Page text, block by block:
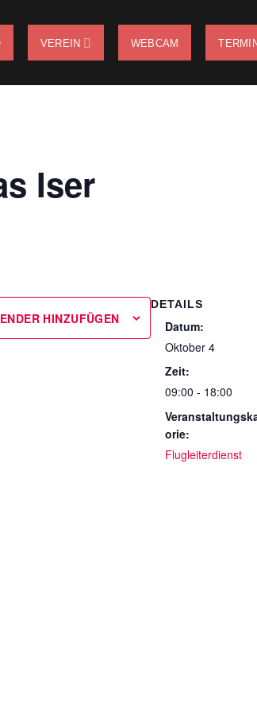
VEREIN WEBCAM
Iser
HINZUFÜGEN
DETAILS
Datum:
Oktober 4
Zeit:
09:00 - 18:00
orie:
Flugleiterdienst